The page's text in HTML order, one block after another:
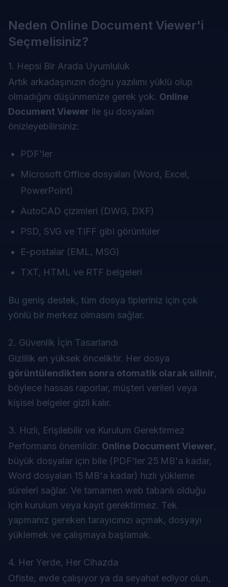
Neden Online Document Viewer'i
Seçmelisiniz?
1. Hepsi Bir Arada Uyumluluk
Artık arkadaşınızın doğru yazılımı yüklü olup
olmadığını düşünmenize gerek yok. Online
Document Viewer ile şu dosyaları
önizleyebilirsiniz:
PDF'ler
Microsoft Office dosyaları (Word, Excel,
PowerPoint)
AutoCAD çizimleri (DWG, DXF)
PSD, SVG ve TIFF gibi görüntüler
E-postalar (EML, MSG)
TXT, HTML ve RTF belgeleri
Bu geniş destek, tüm dosya tipleriniz için çok
yönlü bir merkez olmasını sağlar.
2. Güvenlik İçin Tasarlandı
Gizlilik en yüksek önceliktir. Her dosya
görüntülendikten sonra otomatik olarak silinir,
böylece hassas raporlar, müşteri verileri veya
kişisel belgeler gizli kalır.
3. Hızlı, Erişilebilir ve Kurulum Gerektirmez
Performans önemlidir. Online Document Viewer,
büyük dosyalar için bile (PDF'ler 25 MB'a kadar,
Word dosyaları 15 MB'a kadar) hızlı yükleme
süreleri sağlar. Ve tamamen web tabanlı olduğu
için kurulum veya kayıt gerektirmez. Tek
yapmanız gereken tarayıcınızı açmak, dosyayı
yüklemek ve çalışmaya başlamak.
4. Her Yerde, Her Cihazda
Ofiste, evde çalışıyor ya da seyahat ediyor olun,